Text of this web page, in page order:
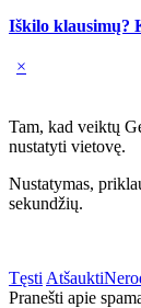
Iškilo klausimų?
×
Tam, kad veiktų
nustatyti vietovę.
Nustatymas,
sekundžių.
TęstiAtšaukti
Pranešti apie